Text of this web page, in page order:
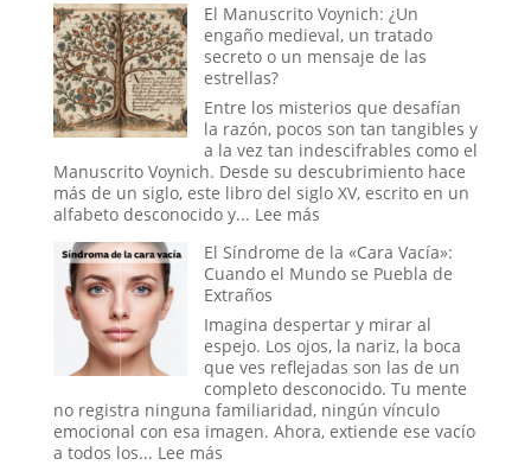
el
Cielo
Abre
Compuertas:
El
Misterio
y
la
Ciencia
las
Lluvias
Animales
El Manuscrito Voynich: ¿Un
engaño medieval, un tratado
secreto o un mensaje de las
estrellas?
Entre los misterios que desafían
la razón, pocos son tan tangibles y
a la vez tan indescifrables como el
Manuscrito Voynich. Desde su descubrimiento hace
más de un siglo, este libro del siglo XV, escrito en un
alfabeto desconocido y... Lee más:
Manuscrito
Voynich:
engaño
medieval,
un
tratado
secreto
o
El Síndrome de la «Cara Vacía»:
Cuando el Mundo se Puebla de
Extraños
Imagina despertar y mirar al
espejo. Los ojos, la nariz, la boca
que ves reflejadas son las de un
completo desconocido. Tu mente
no registra ninguna familiaridad, ningún vínculo
emocional con esa imagen. Ahora, extiende ese vacío
a todos los... Lee más: